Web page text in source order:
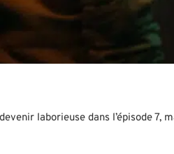
laborieuse dans l’épisode